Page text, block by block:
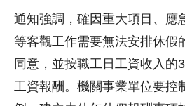
通知強調，確因重大項目、應
等客觀工作需要無法安排休假
同意，並按職工日工資收入的
工資報酬。機關事業單位要控